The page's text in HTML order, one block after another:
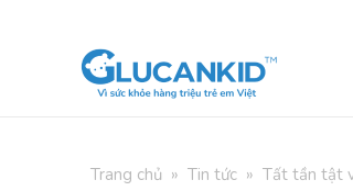
Trang chủ » Tin tức » Tất tần tật